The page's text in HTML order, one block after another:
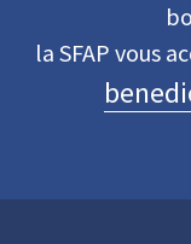
la SFAP vous